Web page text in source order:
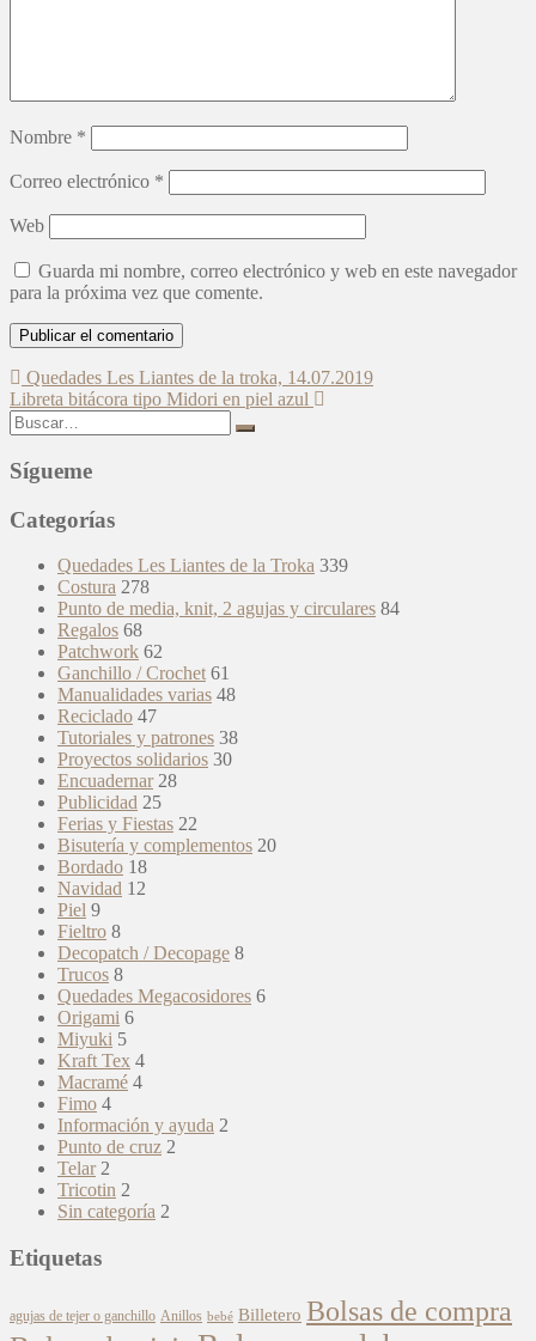
Nombre *
Correo electrónico *
Web
Guarda mi nombre, correo electrónico y web en este navegador
para la próxima vez que comente.
Navegación
de
entradas
Quedades Les Liantes de la troka, 14.07.2019
Libreta bitácora tipo Midori en piel azul
Buscar:
Sígueme
Categorías
Quedades Les Liantes de la Troka 339
Costura 278
Punto de media, knit, 2 agujas y circulares 84
Regalos 68
Patchwork 62
Ganchillo / Crochet 61
Manualidades varias 48
Reciclado 47
Tutoriales y patrones 38
Proyectos solidarios 30
Encuadernar 28
Publicidad 25
Ferias y Fiestas 22
Bisutería y complementos 20
Bordado 18
Navidad 12
Piel 9
Fieltro 8
Decopatch / Decopage 8
Trucos 8
Quedades Megacosidores 6
Origami 6
Miyuki 5
Kraft Tex 4
Macramé 4
Fimo 4
Información y ayuda 2
Punto de cruz 2
Telar 2
Tricotin 2
Sin categoría 2
Etiquetas
agujas de tejer o ganchillo Anillos bebé Billetero Bolsas de compra